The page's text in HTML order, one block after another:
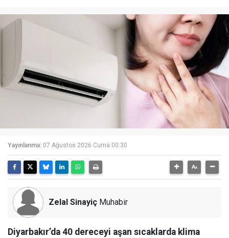
Yayınlanma: 07 Ağustos 2026 Cuma 00:30
Zelal Sinayiç Muhabir
Diyarbakır’da 40 dereceyi aşan sıcaklarda klima